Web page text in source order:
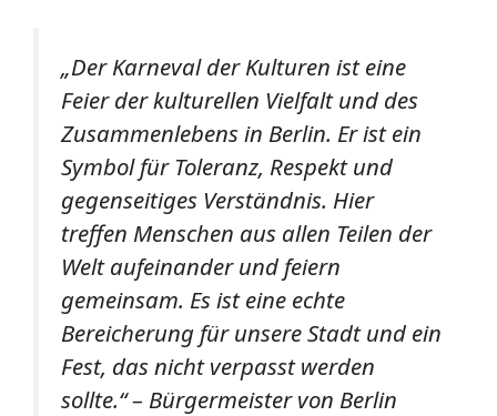
„Der Karneval der Kulturen ist eine
Feier der kulturellen Vielfalt und des
Zusammenlebens in Berlin. Er ist ein
Symbol für Toleranz, Respekt und
gegenseitiges Verständnis. Hier
treffen Menschen aus allen Teilen der
Welt aufeinander und feiern
gemeinsam. Es ist eine echte
Bereicherung für unsere Stadt und ein
Fest, das nicht verpasst werden
sollte.“ – Bürgermeister von Berlin